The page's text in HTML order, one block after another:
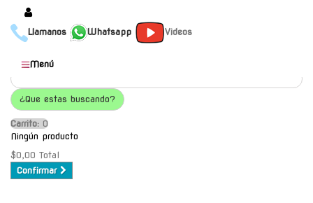
Llamanos Whatsapp Videos
Productos
Populares
Categorías
Marcas
Mayoristas
Contacto
Menú
¿Que estas buscando?
Carrito: O
Ningún producto
$0,00 Total
Confirmar